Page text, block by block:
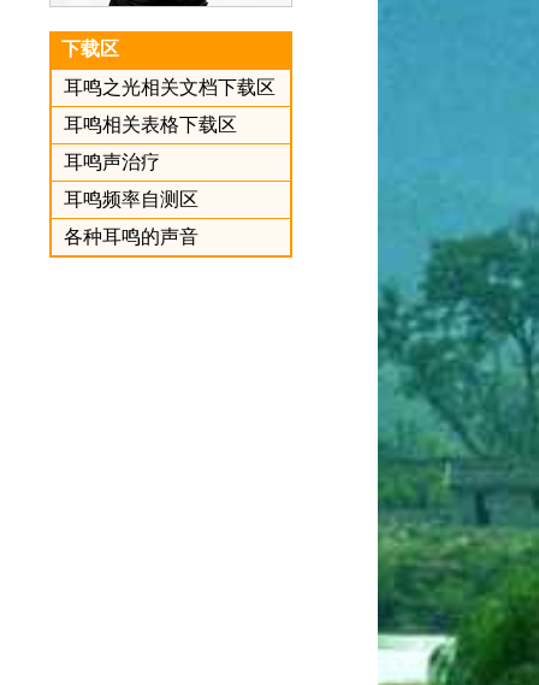
下载区
耳鸣之光相关文档下载区
耳鸣相关表格下载区
耳鸣声治疗
耳鸣频率自测区
各种耳鸣的声音